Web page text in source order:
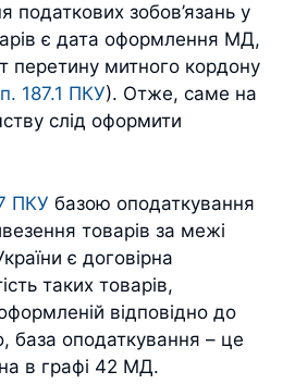
податкових зобов’язань у
є дата оформлення МД,
перетину митного кордону
187.1 ПКУ). Отже, саме на
слід оформити
ПКУ базою оподаткування
товарів за межі
є договірна
таких товарів,
відповідно до
база оподаткування – це
в графі 42 МД.